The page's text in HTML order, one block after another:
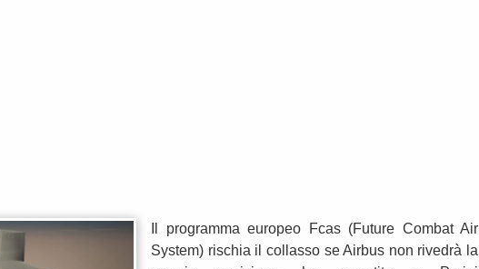
Il programma europeo Fcas (Future Combat Air
System) rischia il collasso se Airbus non rivedrà la